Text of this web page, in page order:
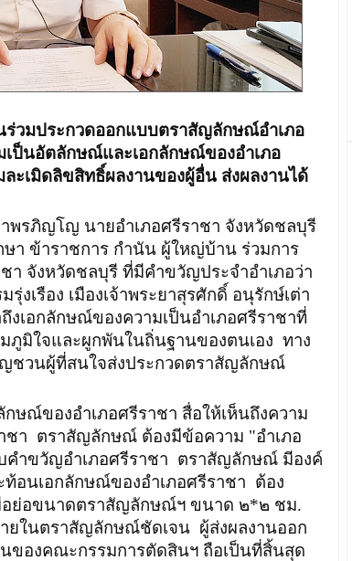
วมประกวดออกแบบตราสัญลักษณ์อำเภอ
เป็นอัตลักษณ์และเอกลักษณ์ของอำเภอ
ละเมิดลิขสิทธิ์ผลงานของผู้อื่น ส่งผลงานได้
พรภิญโญ นายอำเภอศรีราชา จังหวัดชลบุรี
า ข้าราชการ กำนัน ผู้ใหญ่บ้าน ร่วมการ
จังหวัดชลบุรี ที่มีคำขวัญประจำอำเภอว่า
งเรือง เมืองเจ้าพระยาสุรศักดิ์ อนุรักษ์เต่า
งเอกลักษณ์ของความเป็นอำเภอศรีราชาที่
ภูมิใจและผูกพันในถิ่นฐานของตนเอง ทาง
ญชวนผู้ที่สนใจส่งประกวดตราสัญลักษณ์
ษณ์ของอำเภอศรีราชา สื่อให้เห็นถึงความ
ชา ตราสัญลักษณ์ ต้องมีข้อความ "อำเภอ
คำขวัญอำเภอศรีราชา ตราสัญลักษณ์ มีองค์
อนเอกลักษณ์ของอำเภอศรีราชา ต้อง
อย่อขนาดตราสัญลักษณ์ฯ ขนาด ๒*๒ ชม.
ยในตราสัญลักษณ์ชัดเจน ผู้ส่งผลงานออก
ของคณะกรรมการตัดสินฯ ถือเป็นที่สิ้นสุด